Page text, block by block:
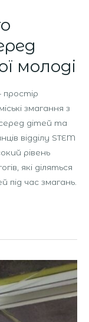
молоді
змагання з
дітей та
відділу STEM
рівень
які діляться
під час змагань.